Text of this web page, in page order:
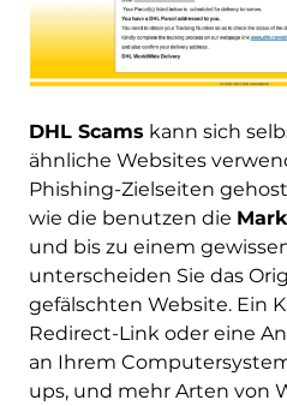
DHL Scams kann sich
ähnliche Websites
Phishing-Zielseiten
wie die benutzen die
und bis zu einem
unterscheiden Sie das
gefälschten Website. Ein
Redirect-Link oder eine
an Ihrem
ups, und mehr Arten von